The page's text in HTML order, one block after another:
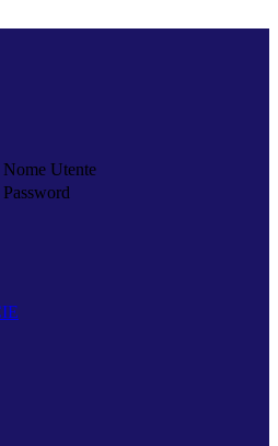
Nome Utente
Password